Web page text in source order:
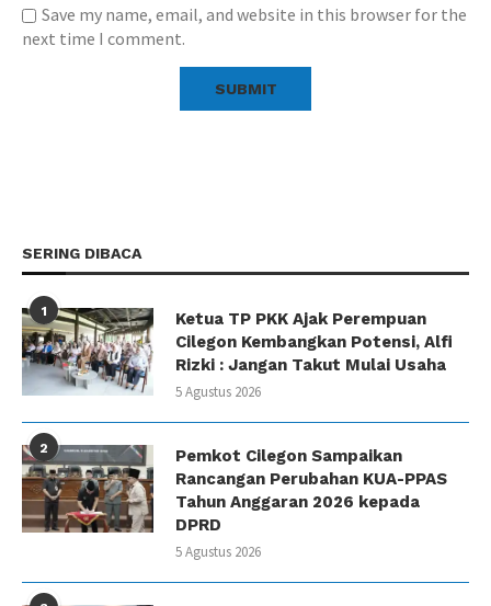
Save my name, email, and website in this browser for the
next time I comment.
SERING DIBACA
1
Ketua TP PKK Ajak Perempuan
Cilegon Kembangkan Potensi, Alfi
Rizki : Jangan Takut Mulai Usaha
5 Agustus 2026
2
Pemkot Cilegon Sampaikan
Rancangan Perubahan KUA-PPAS
Tahun Anggaran 2026 kepada
DPRD
5 Agustus 2026